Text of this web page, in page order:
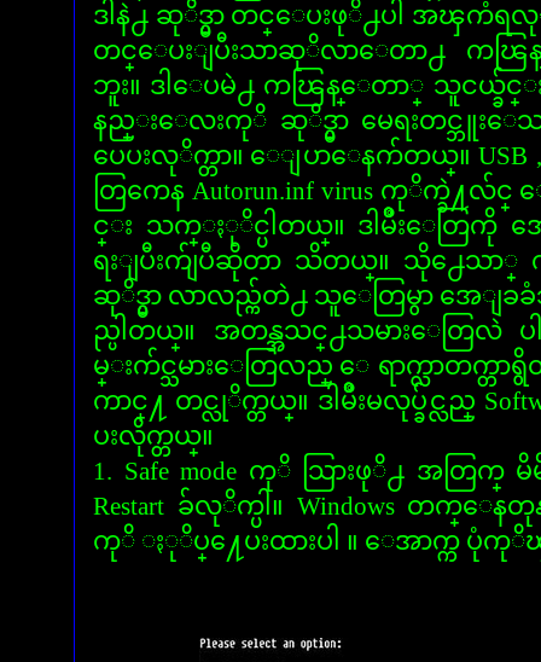
ဒါနဲ႕ ဆုိဒ္မွာ တင္ေပးဖုိ႕ပါ အၾကံရ
တင္ေပးျပီးသာဆုိလာေတာ႕ ကၽ
ဘူး။ ဒါေပမဲ႕ ကၽြန္ေတာ္ သူငယ္ခ်င္
နည္းေလးကုိ ဆုိဒ္မွာ မေရးတင္ဘူး
ပေပးလုိက္တာ။ ေျပာေနက်တယ္။ USB ,
တြကေန Autorun.inf virus ကုိက္ခဲ႔လ်
င္း သက္ႏုိင္ပါတယ္။ ဒါမ်ဳိးေတြကို အေ
ရးျပီးက်ျပီဆိုတာ သိတယ္။ သို႕ေသ
ဆုိဒ္မွာ လာလည္က်တဲ႕ သူေတြမွာ အေျခ
ည္ပါတယ္။ အတန္အသင္႕သမားေတြလဲ
မ္းက်င္သမားေတြလည္ ေရာက္လာတက္တ
ကာင္႔ တင္လုိက္တယ္။ ဒါမ်ဳိးမလုပ္ခ်င္လည္
ပးလိုက္တယ္။
1. Safe mode ကုိ သြားဖုိ႕ အတြက္
Restart ခ်လုိက္ပါ။ Windows တက္ေနတု
ကုိ ႏုိပ္႔ေပးထားပါ ။ ေအာက္က ပုံကုိ